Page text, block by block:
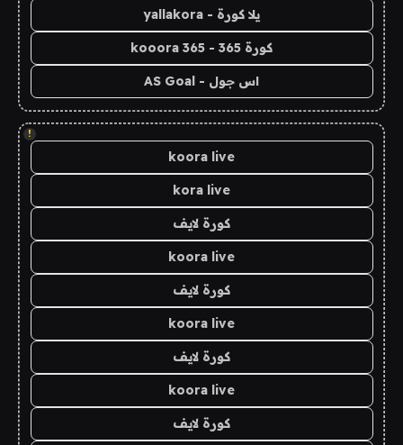
يلا كورة - yallakora
كورة 365 - kooora 365
اس جول - AS Goal
!
koora live
kora live
كورة لايف
koora live
كورة لايف
koora live
كورة لايف
koora live
كورة لايف